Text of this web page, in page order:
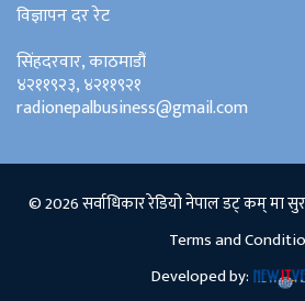
विज्ञापन दर रेट
सिंहदरवार, काठमाडौं
४२११९२३, ४२११९२१
radionepalbusiness@gmail.com
© 2026 सर्वाधिकार रेडियो नेपाल डट् कम् मा
Terms and
Developed by: